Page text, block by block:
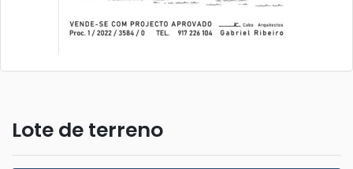
Lote de terreno